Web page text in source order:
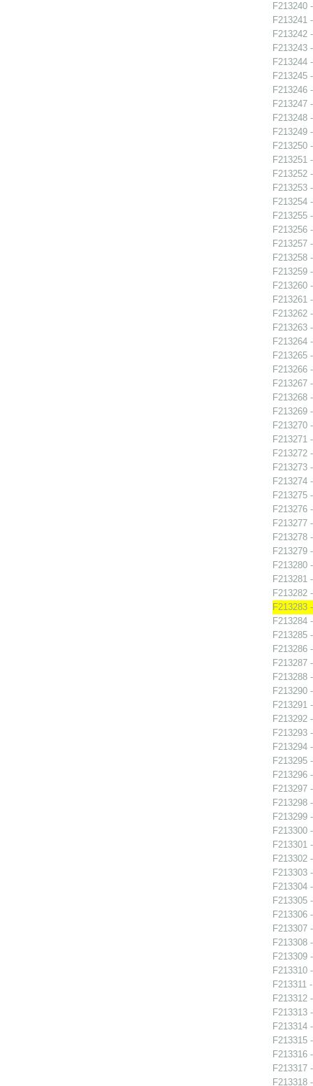
F213240
F213241
F213242
F213243
F213244
F213245
F213246
F213247
F213248
F213249
F213250
F213251
F213252
F213253
F213254
F213255
F213256
F213257
F213258
F213259
F213260
F213261
F213262
F213263
F213264
F213265
F213266
F213267
F213268
F213269
F213270
F213271
F213272
F213273
F213274
F213275
F213276
F213277
F213278
F213279
F213280
F213281
F213282
F213283
F213284
F213285
F213286
F213287
F213288
F213290
F213291
F213292
F213293
F213294
F213295
F213296
F213297
F213298
F213299
F213300
F213301
F213302
F213303
F213304
F213305
F213306
F213307
F213308
F213309
F213310
F213311
F213312
F213313
F213314
F213315
F213316
F213317
F213318